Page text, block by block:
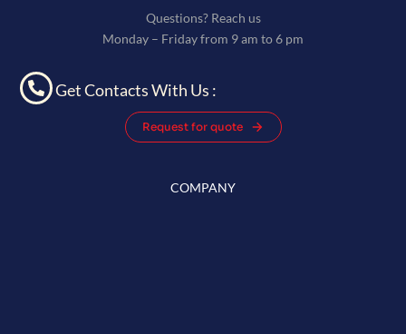
Questions? Reach us
Monday – Friday from 9 am to 6 pm
Get Contacts With Us :
Request for quote
COMPANY